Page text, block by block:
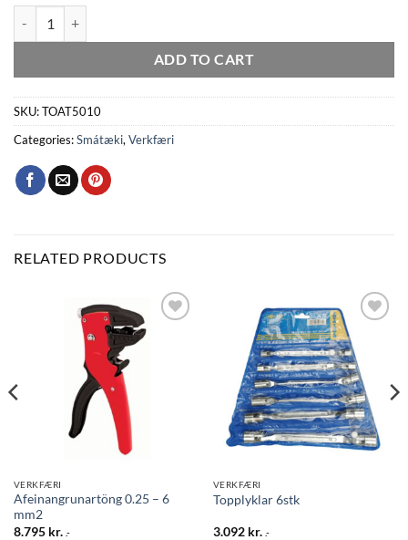
ADD TO CART
SKU:TOAT5010
Categories:Smátæki, Verkfæri
RELATED PRODUCTS
VERKFÆRI
Afeinangrunartöng 0.25 – 6
mm2
8.795 kr. .-
óskalista
VERKFÆRI
Topplyklar 6stk
3.092 kr. .-